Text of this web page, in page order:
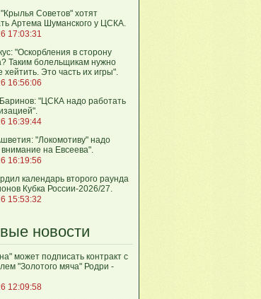
Советов" хотят
Артема Шуманского у ЦСКА.
17:03:31
"Оскорбления в сторону
Таким болельщикам нужно
хейтить. Это часть их игры".
16:56:06
"ЦСКА надо работать
16:39:44
"Локомотиву" надо
на Евсеева".
16:19:56
календарь второго раунда
Кубка России-2026/27.
15:53:32
новости
может подписать контракт с
"Золотого мяча" Родри -
12:09:58